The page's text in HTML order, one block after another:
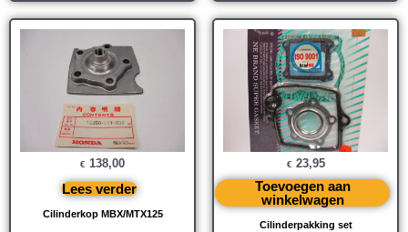
Cilinderkop MBX/MTX125
€ 138,00
Lees verder
Cilinderpakking set
€ 23,95
Toevoegen aan
winkelwagen